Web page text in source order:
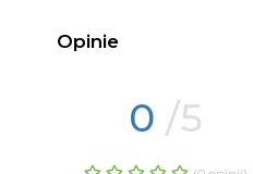
Opinie
0 /5